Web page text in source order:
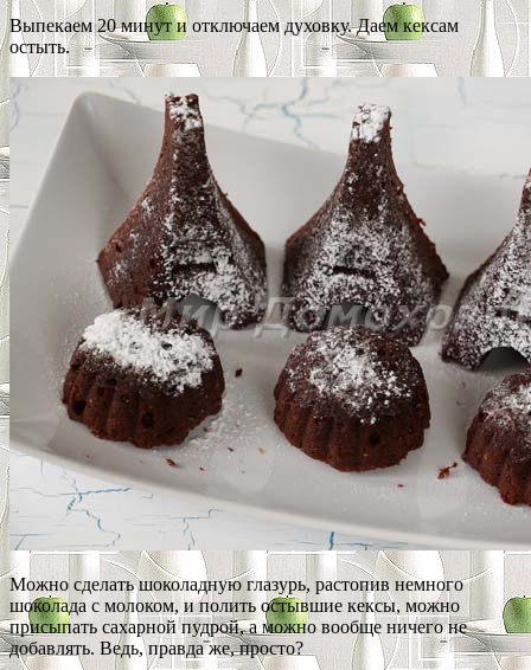
Выпекаем 20 минут и отключаем духовку. Даем кексам
остыть.
Можно сделать шоколадную глазурь, растопив немного
шоколада с молоком, и полить остывшие кексы, можно
присыпать сахарной пудрой, а можно вообще ничего не
добавлять. Ведь, правда же, просто?